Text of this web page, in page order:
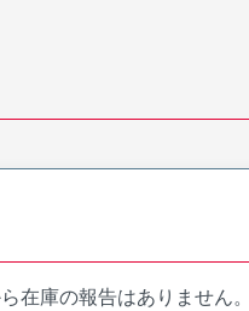
在庫の報告はありません。